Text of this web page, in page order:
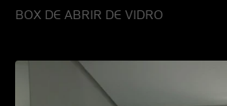
BOX DE ABRIR DE VIDRO